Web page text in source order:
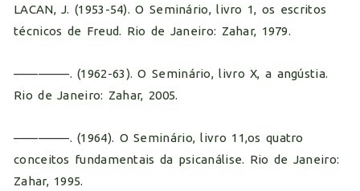
LACAN, J. (1953-54). O Seminário, livro 1, os escritos
técnicos de Freud. Rio de Janeiro: Zahar, 1979.
————–. (1962-63). O Seminário, livro X, a angústia.
Rio de Janeiro: Zahar, 2005.
————–. (1964). O Seminário, livro 11,os quatro
conceitos fundamentais da psicanálise. Rio de Janeiro:
Zahar, 1995.